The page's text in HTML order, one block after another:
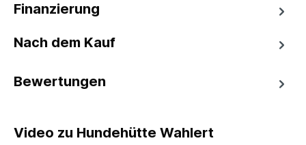
Finanzierung
Nach dem Kauf
Bewertungen
Video zu Hundehütte Wahlert